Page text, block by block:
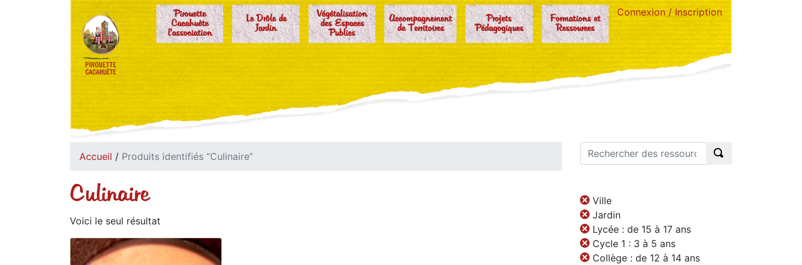
Pirouette
Cacahuète
l'association
Le Drôle de
Jardin
Végétalisation
des Espaces
Publics
Accompagnement
de Territoires
Projets
Pédagogiques
Formations et
Ressources
Connexion / Inscription
Accueil / Produits identifiés “Culinaire”
Culinaire
Voici le seul résultat
Ville
Jardin
Lycée : de 15 à 17 ans
Cycle 1 : 3 à 5 ans
Collège : de 12 à 14 ans